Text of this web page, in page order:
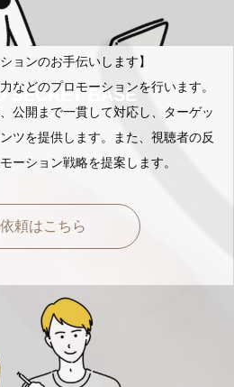
ョンのお手伝いします】
などのプロモーションを行います。
公開まで一貫して対応し、ターゲッ
ツを提供します。また、視聴者の反
ーション戦略を提案します。
頼はこちら